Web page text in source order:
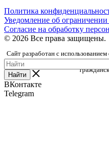
Политика
Уведомление об ограничении
Согласие на обработку
© 2026 Все права защищены.
Сайт разработан с
Федерации, предоставленного
Найти
ВКонтакте
Telegram